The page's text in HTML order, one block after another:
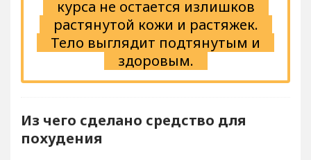
курса не остается излишков
растянутой кожи и растяжек.
Тело выглядит подтянутым и
здоровым.
Из чего сделано средство для
похудения